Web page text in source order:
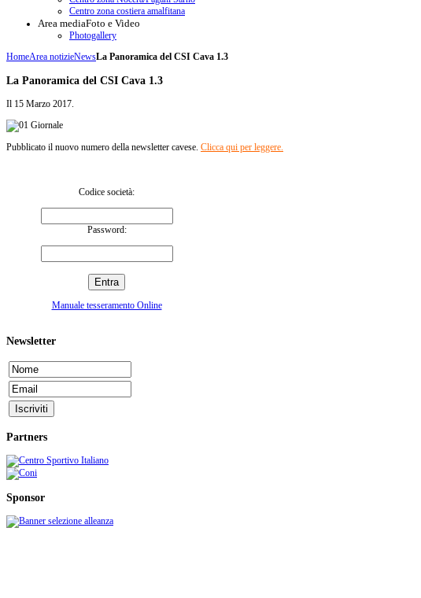
Centro zona costiera amalfitana
Area mediaFoto e Video
Photogallery
HomeArea notizieNewsLa Panoramica del CSI Cava 1.3
La Panoramica del CSI Cava 1.3
Il 15 Marzo 2017.
Pubblicato il nuovo numero della newsletter cavese. Clicca qui per leggere.
Codice società:
Password:
Manuale tesseramento Online
Newsletter
Partners
Sponsor